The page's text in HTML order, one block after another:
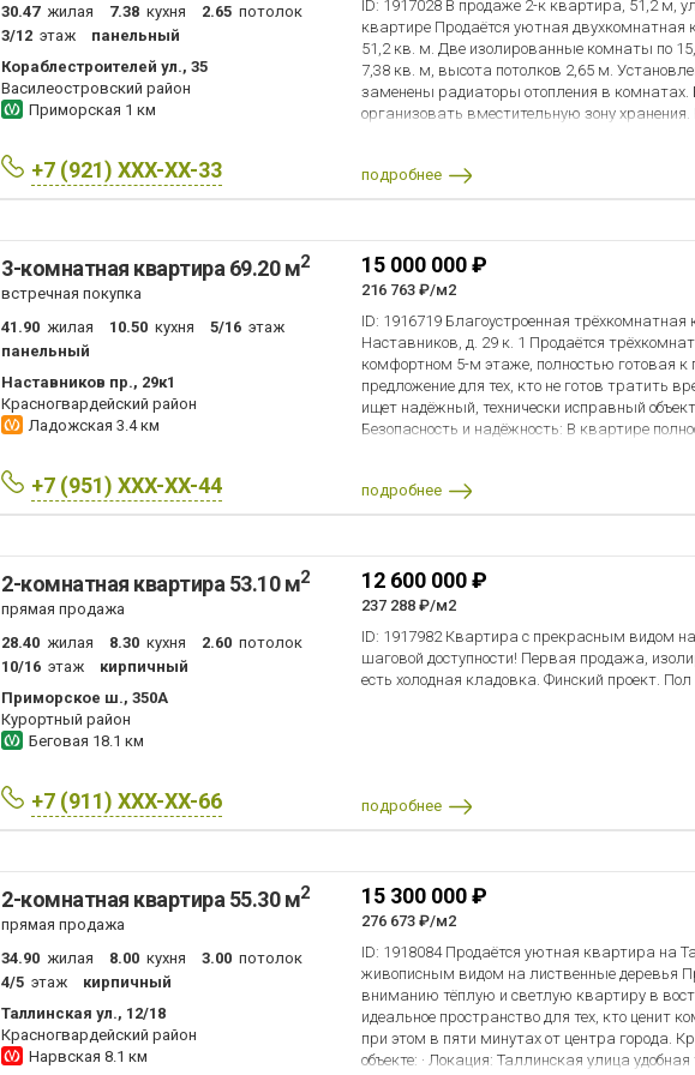
30.47 жилая 7.38 кухня 2.65 потолок
3/12 этаж
панельный
Кораблестроителей ул., 35
Василеостровский район
Приморская 1 км
+7 (921) XXX-XX-33
ID: 1917028 В продаже 2-к квартира, 51,2 м,
квартире Продаётся уютная
51,2 кв. м. Две изолированные комнаты по
7,38 кв. м, высота потолков 2,65 м.
заменены радиаторы отопления в комнатах.
организовать вместительную зону хранения.
два лифта: пассажирский и грузовой. Дом
благоустроенный, подъезд содержится в
газоснабжение центральные. Квартира
этажного дома. Локация Квартира
районе Санкт-Петербурга. Станция метро
пешей доступности, остановка автобуса - в
необходимое для повседневной жизни:
поликлиники, детские и спортивные
рестораны и фитнес-центры.
проверены. Два взрослых собственника, без
стоимость в договоре. Быстрый выход на
показ.
подробнее
3-комнатная квартира 69.20 м2
встречная покупка
41.90 жилая 10.50 кухня 5/16 этаж
панельный
Наставников пр., 29к1
Красногвардейский район
Ладожская 3.4 км
+7 (951) XXX-XX-44
15 000 000 ₽
216 763 ₽/м2
ID: 1916719 Благоустроенная
Наставников, д. 29 к. 1 Продаётся
комфортном 5-м этаже, полностью готовая
предложение для тех, кто не готов тратить
ищет надёжный, технически исправный
Безопасность и надёжность: В квартире
Премиальные материалы: В комнатах
натуральное, экологичное и долговечное
микроклимат и уют (значительно
Минимум соседей: Благодаря удачному
квартиры минимум общих стен с соседями,
доской обеспечивает отличную тишину.
и зелёную зону (нет эффекта «окна в окна»).
улицу. Кухня: Установлен кухонный гарнитур
интегрированной посудомоечной машиной.
доставит вас до метро «Ладожская» за 15
Инфраструктура: Прямо под окнами —
подробнее
2-комнатная квартира 53.10 м2
прямая продажа
28.40 жилая 8.30 кухня 2.60 потолок
10/16 этаж
кирпичный
Приморское ш., 350А
Курортный район
Беговая 18.1 км
+7 (911) XXX-XX-66
12 600 000 ₽
237 288 ₽/м2
ID: 1917982 Квартира с прекрасным видом
шаговой доступности! Первая продажа,
есть холодная кладовка. Финский проект. Пол
подробнее
2-комнатная квартира 55.30 м2
прямая продажа
34.90 жилая 8.00 кухня 3.00 потолок
4/5 этаж
кирпичный
Таллинская ул., 12/18
Красногвардейский район
Нарвская 8.1 км
15 300 000 ₽
276 673 ₽/м2
ID: 1918084 Продаётся уютная квартира на
живописным видом на лиственные деревья
вниманию тёплую и светлую квартиру в
идеальное пространство для тех, кто ценит
при этом в пяти минутах от центра города.
объекте: · Локация: Таллинская улица